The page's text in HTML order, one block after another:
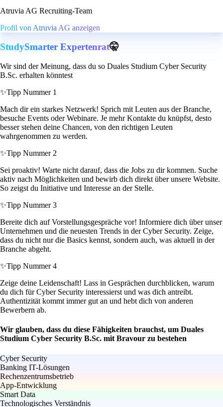
Atruvia AG Recruiting-Team
Profil von Atruvia AG anzeigen
StudySmarter Expertenrat🤫
Wir sind der Meinung, dass du so Duales Studium Cyber Security
B.Sc. erhalten könntest
✨Tipp Nummer 1
Mach dir ein starkes Netzwerk! Sprich mit Leuten aus der Branche,
besuche Events oder Webinare. Je mehr Kontakte du knüpfst, desto
besser stehen deine Chancen, von den richtigen Leuten
wahrgenommen zu werden.
✨Tipp Nummer 2
Sei proaktiv! Warte nicht darauf, dass die Jobs zu dir kommen. Suche
aktiv nach Möglichkeiten und bewirb dich direkt über unsere Website.
So zeigst du Initiative und Interesse an der Stelle.
✨Tipp Nummer 3
Bereite dich auf Vorstellungsgespräche vor! Informiere dich über unser
Unternehmen und die neuesten Trends in der Cyber Security. Zeige,
dass du nicht nur die Basics kennst, sondern auch, was aktuell in der
Branche abgeht.
✨Tipp Nummer 4
Zeige deine Leidenschaft! Lass in Gesprächen durchblicken, warum
du dich für Cyber Security interessierst und was dich antreibt.
Authentizität kommt immer gut an und hebt dich von anderen
Bewerbern ab.
Wir glauben, dass du diese Fähigkeiten brauchst, um Duales
Studium Cyber Security B.Sc. mit Bravour zu bestehen
Cyber Security
Banking IT-Lösungen
Rechenzentrumsbetrieb
App-Entwicklung
Smart Data
Technologisches Verständnis